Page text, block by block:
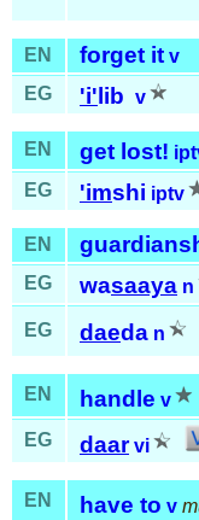
EN forget it v
EG
'i' lib v
EN get lost!
EG
'imshi iptv
EN
EG
wasaaya n
EG daeda n
EN handle v
EG
daar vi
EN have to v